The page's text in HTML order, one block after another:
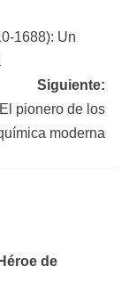
1688): Un
Siguiente:
pionero de los
moderna
de